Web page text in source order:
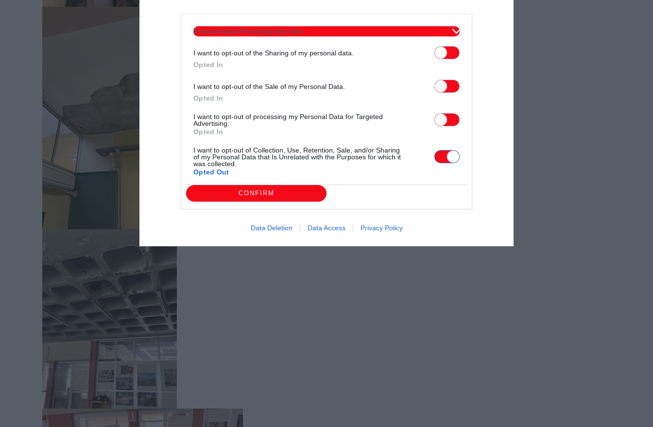
Personal Data Processing Opt Outs
I want to opt-out of the Sharing of my personal data.
Opted In
I want to opt-out of the Sale of my Personal Data.
Opted In
I want to opt-out of processing my Personal Data for Targeted
Advertising.
Opted In
I want to opt-out of Collection, Use, Retention, Sale, and/or Sharing
of my Personal Data that Is Unrelated with the Purposes for which it
was collected.
Opted Out
CONFIRM
Data Deletion Data Access Privacy Policy